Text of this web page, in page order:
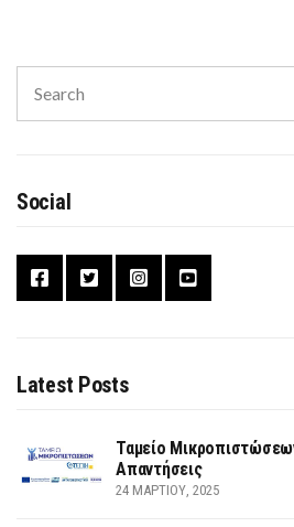
for:
Social
Latest Posts
Ταμείο
Απαντήσεις
24 ΜΑΡΤΊΟΥ, 2025